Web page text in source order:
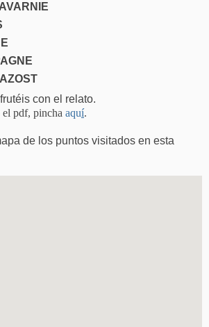
con el relato.
el pdf, pincha aquí.
de los puntos visitados en esta